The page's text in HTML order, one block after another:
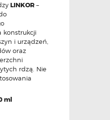
LINKOR –
konstrukcji
i urządzeń,
oraz
rdzą. Nie
ml